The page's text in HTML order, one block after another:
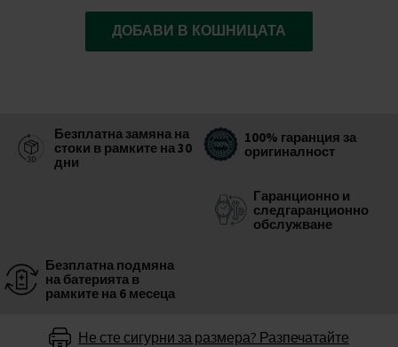
ДОБАВИ В КОШНИЦАТА
Безплатна замяна на
стоки в рамките на 30
дни
100% гаранция за
оригиналност
Гаранционно и
следгаранционно
обслужване
Безплатна подмяна
на батерията в
рамките на 6 месеца
Не сте сигурни за размера? Разпечатайте